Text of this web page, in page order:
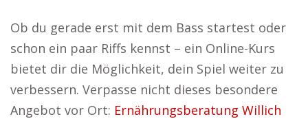
Ob du gerade erst mit dem Bass startest oder
schon ein paar Riffs kennst – ein Online-Kurs
bietet dir die Möglichkeit, dein Spiel weiter zu
verbessern. Verpasse nicht dieses besondere
Angebot vor Ort: Ernährungsberatung Willich